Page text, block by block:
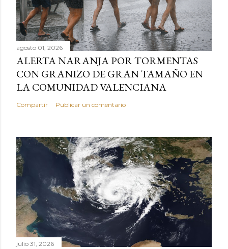
agosto 01, 2026
ALERTA NARANJA POR TORMENTAS
CON GRANIZO DE GRAN TAMAÑO EN
LA COMUNIDAD VALENCIANA
Compartir Publicar un comentario
julio 31, 2026